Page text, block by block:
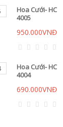
Hoa Cưới- HC
4005
950.000VNĐ
Hoa Cưới- HC
4004
690.000VNĐ